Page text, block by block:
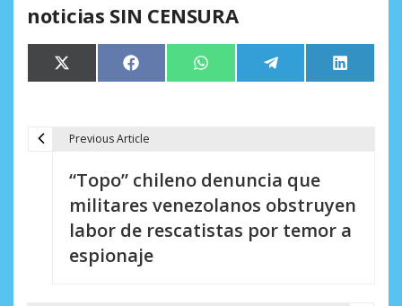
noticias SIN CENSURA
Compartir
en
X
(Twitter)
Compartir
en
Facebook Compartir
en
WhatsApp Compartir
en
Telegram
en
LinkedIn
Previous Article
“Topo” chileno denuncia que
militares venezolanos obstruyen
labor de rescatistas por temor a
espionaje